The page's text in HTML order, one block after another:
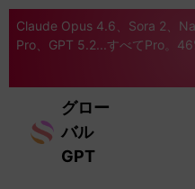
Claude Opus 4.6、Sora 2、
Pro、GPT 5.2...すべてPro。
グロー
バル
GPT